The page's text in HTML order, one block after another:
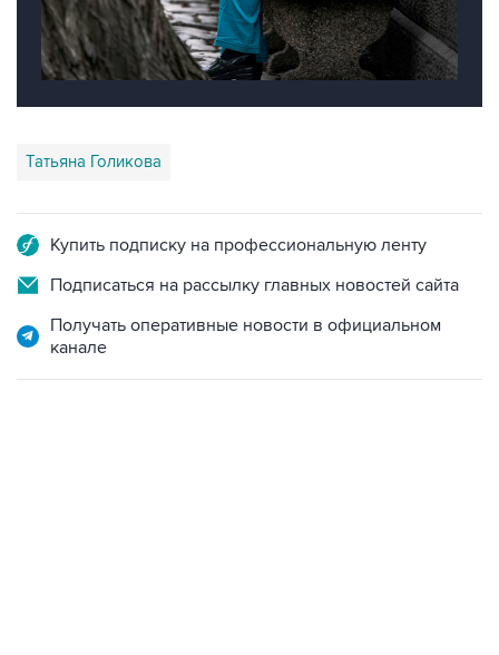
Татьяна Голикова
Купить подписку на профессиональную ленту
Подписаться на рассылку главных новостей сайта
Получать оперативные новости в официальном
канале